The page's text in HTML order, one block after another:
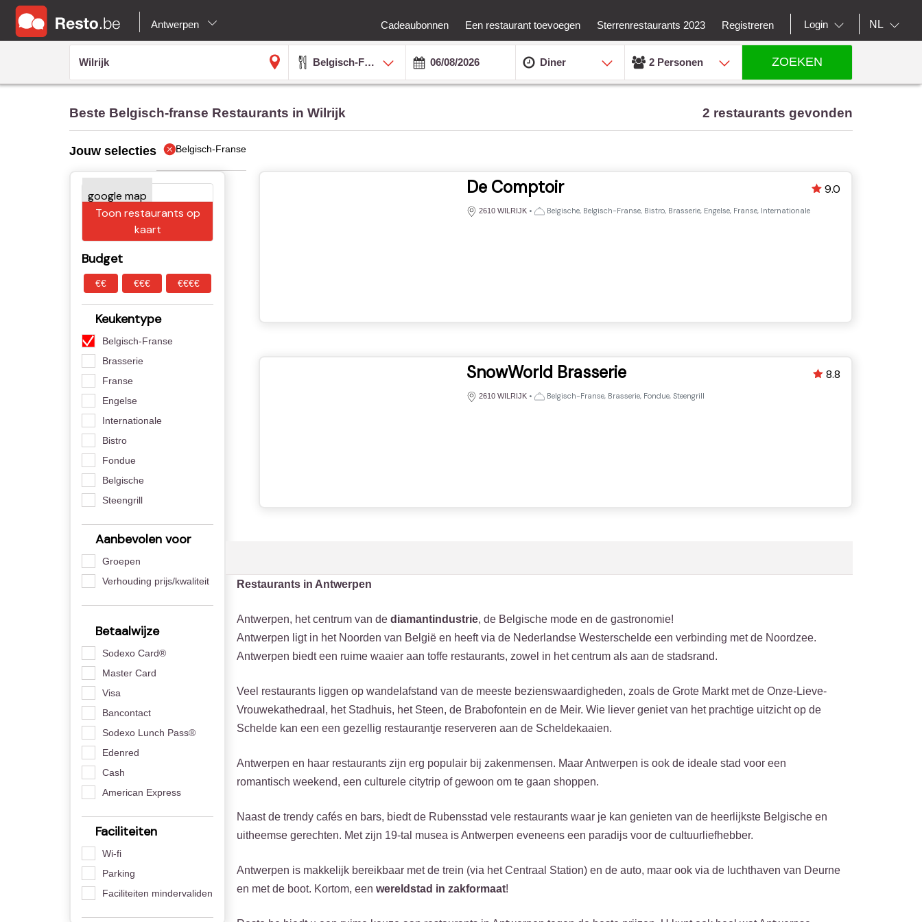
Antwerpen Cadeaubonnen Een restaurant toevoegen Sterrenrestaurants 2023 Registreren Login NL
Belgisch-Franse Diner 2 Personen ZOEKEN
Beste Belgisch-franse Restaurants in Wilrijk 2 restaurants gevonden
Jouw selecties Belgisch-Franse
Toon restaurants op
kaart
Budget
€€ €€€ €€€€
Keukentype
Belgisch-Franse
Brasserie
Franse
Engelse
Internationale
Bistro
Fondue
Belgische
Steengrill
Aanbevolen voor
Groepen
Verhouding prijs/kwaliteit
Betaalwijze
Sodexo Card®
Master Card
Visa
Bancontact
Sodexo Lunch Pass®
Edenred
Cash
American Express
Faciliteiten
Wi-fi
Parking
Faciliteiten mindervaliden
De Comptoir
2610 WILRIJK • Belgische, Belgisch-Franse, Bistro, Brasserie, Engelse, Franse, Internationale
9.0
SnowWorld Brasserie
2610 WILRIJK • Belgisch-Franse, Brasserie, Fondue, Steengrill
8.8
Restaurants in Antwerpen
Antwerpen, het centrum van dediamantindustrie, de Belgische mode en de gastronomie!
Antwerpen ligt in het Noorden van België en heeft via de Nederlandse Westerschelde een verbinding met de Noordzee.
Antwerpen biedt een ruime waaier aan toffe restaurants, zowel in het centrum als aan de stadsrand.
Veel restaurants liggen op wandelafstand van de meeste bezienswaardigheden, zoals de Grote Markt met de Onze-Lieve-
Vrouwekathedraal, het Stadhuis, het Steen, de Brabofontein en de Meir. Wie liever geniet van het prachtige uitzicht op de
Schelde kan een een gezellig restaurantje reserveren aan de Scheldekaaien.
Antwerpen en haar restaurants zijn erg populair bij zakenmensen. Maar Antwerpen is ook de ideale stad voor een
romantisch weekend, een culturele citytrip of gewoon om te gaan shoppen.
Naast de trendy cafés en bars, biedt de Rubensstad vele restaurants waar je kan genieten van de heerlijkste Belgische en
uitheemse gerechten. Met zijn 19-tal musea is Antwerpen eveneens een paradijs voor de cultuurliefhebber.
Antwerpen is makkelijk bereikbaar met de trein (via het Centraal Station) en de auto, maar ook via de luchthaven van Deurne
en met de boot. Kortom, eenwereldstad in zakformaat!